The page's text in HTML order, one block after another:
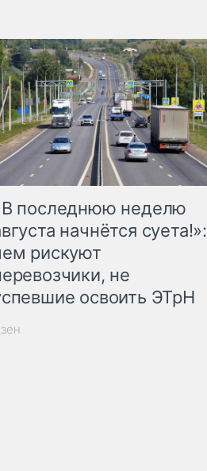
последнюю неделю
начнётся суета!»:
рискуют
не
освоить ЭТрН